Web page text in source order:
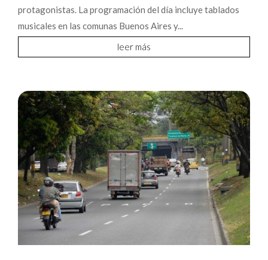
protagonistas. La programación del día incluye tablados
musicales en las comunas Buenos Aires y...
leer más